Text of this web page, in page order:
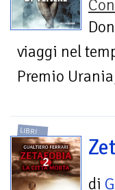
viaggi nel
Premio
LIBRI
di